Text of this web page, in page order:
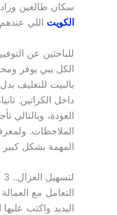
سكان طالعين
الكويت اللي
للباحثين عن التوفير: 3 أمور يجب معرفتها قبل نقل اثاث منزلك
الكل يبي يوفر
بالبيت للتغليف
داخل الكراتين.
العودة،
الملاحظات.
المهمة بشكل
لتسهيل العزال.. 3 أمور يجب معرفتها قبل نقل اثاث منزلك بالكويت مع العمالة المحترفة
التعامل مع
اليديد واكتب